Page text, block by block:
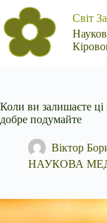
Перейти
до
вмісту
Світ
Коли ви залишаєте
добре подумайте
Віктор
НАУКОВА